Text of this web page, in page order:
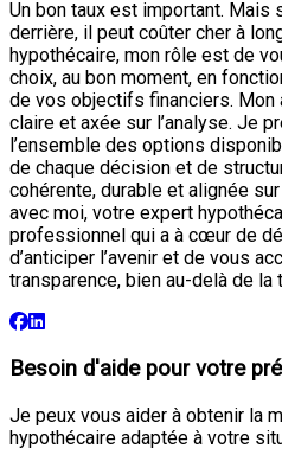
Un bon taux est important.
derrière, il peut coûter cher à
hypothécaire, mon rôle est de
choix, au bon moment, en
de vos objectifs financiers. Mon
claire et axée sur l’analyse. Je
l’ensemble des options
de chaque décision et de
cohérente, durable et alignée
avec moi, votre expert
professionnel qui a à cœur de
d’anticiper l’avenir et de vous
transparence, bien au-delà de la
Besoin d'aide pour votre
Je peux vous aider à obtenir la
hypothécaire adaptée à votre